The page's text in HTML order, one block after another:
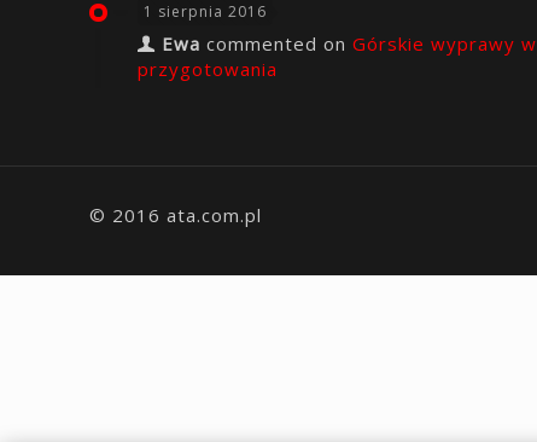
1 sierpnia 2016
Ewa commented on Górskie wyprawy
przygotowania
© 2016 ata.com.pl